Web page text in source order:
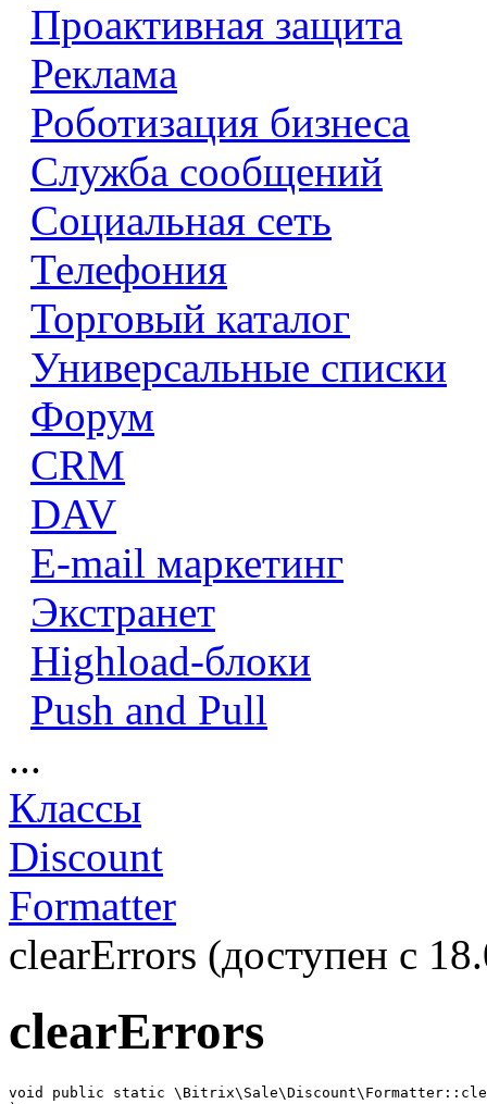
Проактивная защита
Реклама
Роботизация бизнеса
Служба сообщений
Социальная сеть
Телефония
Торговый каталог
Универсальные списки
Форум
CRM
DAV
E-mail маркетинг
Экстранет
Highload-блоки
Push and Pull
...
Классы
Discount
Formatter
clearErrors (доступен с
clearErrors
void public static